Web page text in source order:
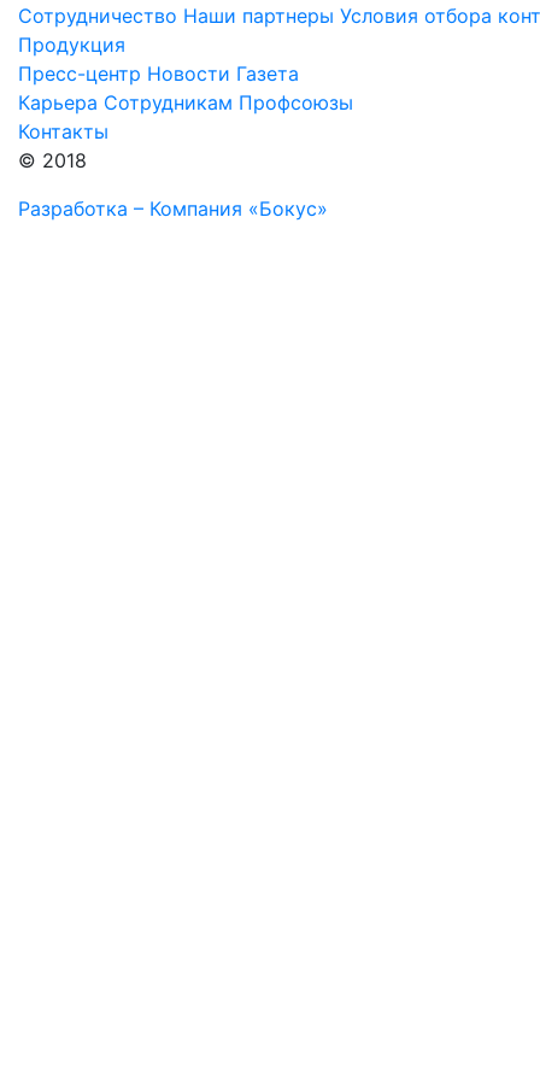
Сотрудничество Наши партнеры Условия отбора
Продукция
Пресс-центр Новости Газета
Карьера Сотрудникам Профсоюзы
Контакты
© 2018
Разработка – Компания «Бокус»